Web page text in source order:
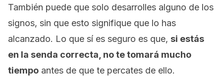
También puede que solo desarrolles alguno de los
signos, sin que esto signifique que lo has
alcanzado. Lo que sí es seguro es que, si estás
en la senda correcta, no te tomará mucho
tiempo antes de que te percates de ello.